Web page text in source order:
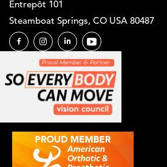
Entrepôt 101
Steamboat Springs, CO USA 80487